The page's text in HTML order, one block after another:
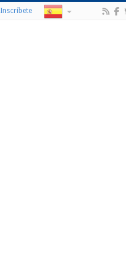
Inscríbete